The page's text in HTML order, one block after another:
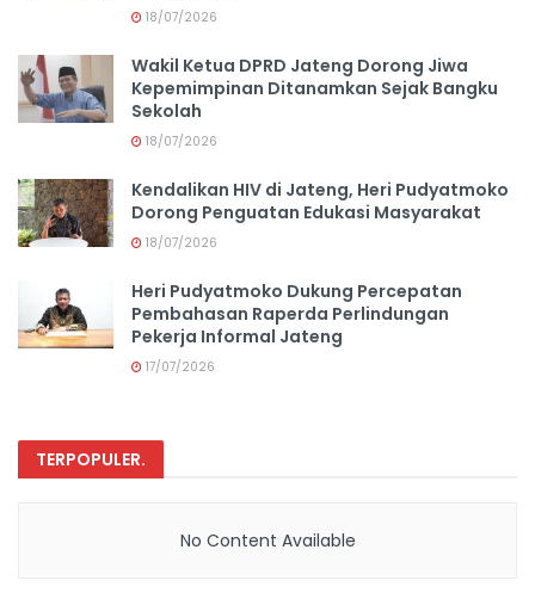
18/07/2026
Wakil Ketua DPRD Jateng Dorong Jiwa
Kepemimpinan Ditanamkan Sejak Bangku
Sekolah
18/07/2026
Kendalikan HIV di Jateng, Heri Pudyatmoko
Dorong Penguatan Edukasi Masyarakat
18/07/2026
Heri Pudyatmoko Dukung Percepatan
Pembahasan Raperda Perlindungan
Pekerja Informal Jateng
17/07/2026
TERPOPULER.
No Content Available